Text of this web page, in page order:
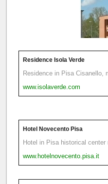
Residence Isola Verde
Residence in Pisa Cisanello,
www.isolaverde.com
Hotel Novecento Pisa
Hotel in Pisa historical
www.hotelnovecento.pisa.it